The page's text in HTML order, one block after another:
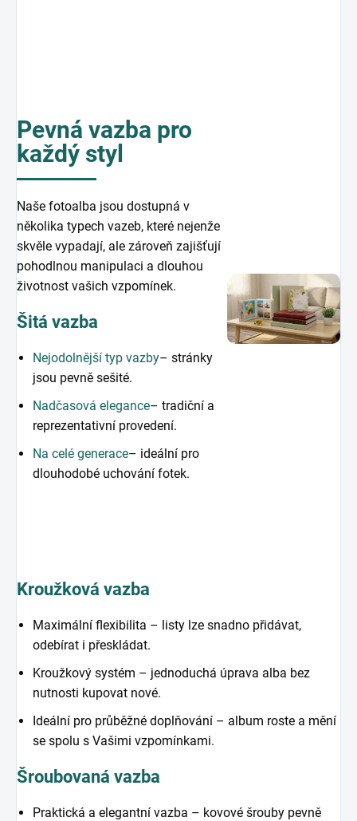
Pevná vazba pro
každý styl
Naše fotoalba jsou dostupná v
několika typech vazeb, které nejenže
skvěle vypadají, ale zároveň zajišťují
pohodlnou manipulaci a dlouhou
životnost vašich vzpomínek.
Šitá vazba
Nejodolnější typ vazby– stránky
jsou pevně sešité.
Nadčasová elegance– tradiční a
reprezentativní provedení.
Na celé generace– ideální pro
dlouhodobé uchování fotek.
Kroužková vazba
Maximální flexibilita – listy lze snadno přidávat,
odebírat i přeskládat.
Kroužkový systém – jednoduchá úprava alba bez
nutnosti kupovat nové.
Ideální pro průběžné doplňování – album roste a mění
se spolu s Vašimi vzpomínkami.
Šroubovaná vazba
Praktická a elegantní vazba – kovové šrouby pevně